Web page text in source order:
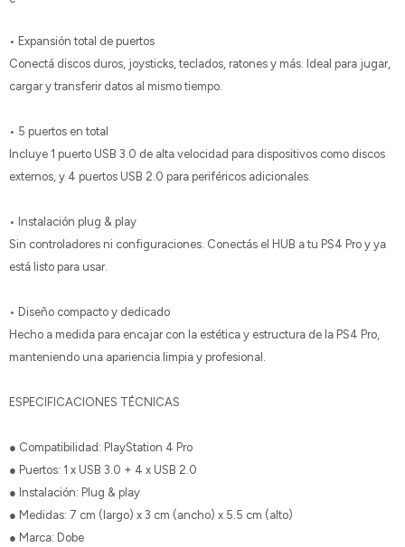
• Expansión total de puertos
Conectá discos duros, joysticks, teclados, ratones y más. Ideal para jugar,
cargar y transferir datos al mismo tiempo.
• 5 puertos en total
Incluye 1 puerto USB 3.0 de alta velocidad para dispositivos como discos
externos, y 4 puertos USB 2.0 para periféricos adicionales.
• Instalación plug & play
Sin controladores ni configuraciones. Conectás el HUB a tu PS4 Pro y ya
está listo para usar.
• Diseño compacto y dedicado
Hecho a medida para encajar con la estética y estructura de la PS4 Pro,
manteniendo una apariencia limpia y profesional.
ESPECIFICACIONES TÉCNICAS
● Compatibilidad: PlayStation 4 Pro
● Puertos: 1 x USB 3.0 + 4 x USB 2.0
● Instalación: Plug & play
● Medidas: 7 cm (largo) x 3 cm (ancho) x 5.5 cm (alto)
● Marca: Dobe